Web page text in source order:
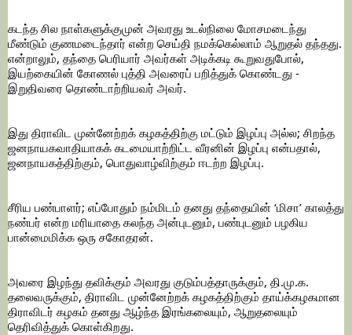
கடந்த சில நாள்களுக்குமுன் அவரது உடல்நிலை மோசமடைந்து
மீண்டும் குணமடைந்தார் என்ற செய்தி நமக்கெல்லாம் ஆறுதல் தந்தது.
என்றாலும், தந்தை பெரியார் அவர்கள் அடிக்கடி கூறுவதுபோல்,
இயற்கையின் கோணல் புத்தி அவரைப் பறித்துக் கொண்டது -
இறுதிவரை தொண்டாற்றியவர் அவர்.
இது திராவிட முன்னேற்றக் கழகத்திற்கு மட்டும் இழப்பு அல்ல; சிறந்த
ஜனநாயகவாதியாகக் கடமையாற்றிட்ட வீரனின் இழப்பு என்பதால்,
ஜனநாயகத்திற்கும், பொதுவாழ்விற்கும் ஈடற்ற இழப்பு.
சீரிய பண்பாளர்; எப்போதும் நம்மிடம் தனது தந்தையின் ‘மிசா’ காலத்து
நண்பர் என்ற மரியாதை கலந்த அன்புடனும், பண்புடனும் பழகிய
பான்மைமிக்க ஒரு சகோதரன்.
அவரை இழந்து தவிக்கும் அவரது குடும்பத்தாருக்கும், தி.மு.க.
தலைவருக்கும், திராவிட முன்னேற்றக் கழகத்திற்கும் தாய்க்கழகமான
திராவிடர் கழகம் தனது ஆழ்ந்த இரங்கலையும், ஆறுதலையும்
தெரிவித்துக் கொள்கிறது.